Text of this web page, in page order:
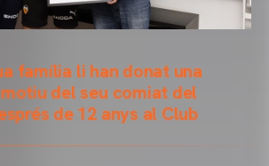
família li han donat una
del seu comiat del
de 12 anys al Club